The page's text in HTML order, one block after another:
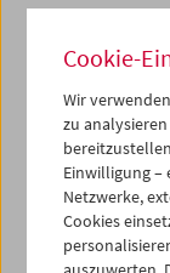
Cookie-
Wir
zu
Einwilligung –
Netzwerke,
Cookies